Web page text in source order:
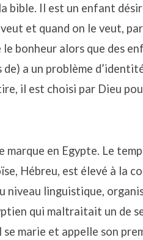
bible. Il est un enfant
et quand on le veut,
bonheur alors que des
a un problème
il est choisi par Dieu
en Egypte. Le
Hébreu, est élevé à la
niveau linguistique,
qui maltraitait un de
marie et appelle son